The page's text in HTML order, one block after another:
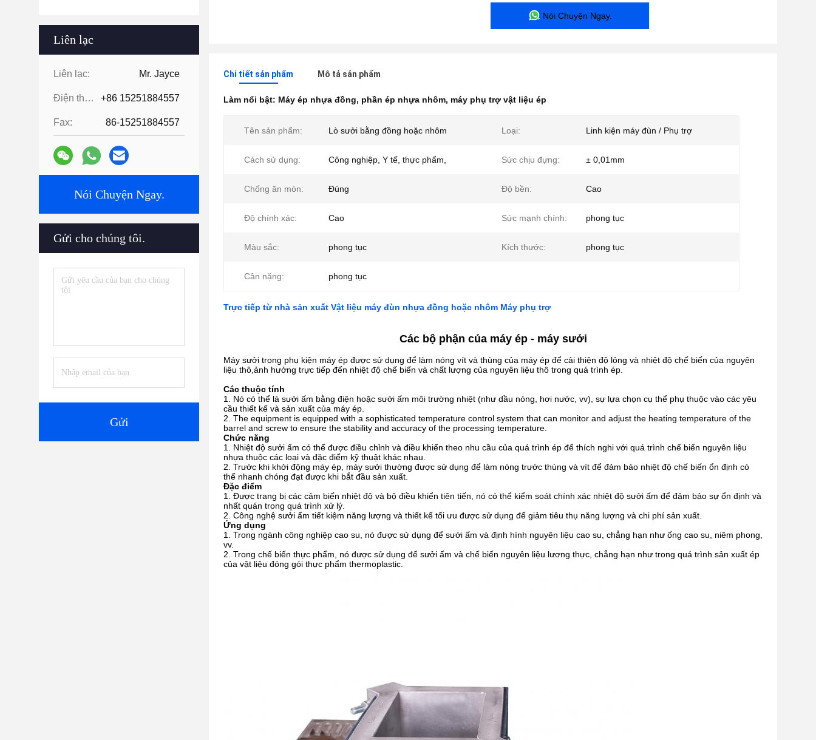
Liên lạc
Liên lạc: Mr. Jayce
Điện thoại: +86 15251884557
Fax: 86-15251884557
Nói Chuyện Ngay.
Gửi cho chúng tôi.
Gửi
Nói Chuyện Ngay.
Chi tiết sản phẩm Mô tả sản phẩm
Làm nổi bật: Máy ép nhựa đồng, phần ép nhựa nhôm, máy phụ trợ vật liệu ép
Tên sản phẩm: Lò sưởi bằng đồng hoặc nhôm Loại: Linh kiện máy đùn / Phụ trợ
Cách sử dụng: Công nghiệp, Y tế, thực phẩm, Sức chịu đựng: ± 0,01mm
Chống ăn mòn: Đúng Độ bền: Cao
Độ chính xác: Cao Sức mạnh chính: phong tục
Màu sắc: phong tục Kích thước: phong tục
Cân nặng: phong tục
Trực tiếp từ nhà sản xuất Vật liệu máy đùn nhựa đồng hoặc nhôm Máy phụ trợ
Các bộ phận của máy ép - máy sưởi
Máy sưởi trong phụ kiện máy ép được sử dụng để làm nóng vít và thùng của máy ép để cải thiện độ lỏng và nhiệt độ chế biến của nguyên
liệu thô,ảnh hưởng trực tiếp đến nhiệt độ chế biến và chất lượng của nguyên liệu thô trong quá trình ép.
Các thuộc tính
Nó có thể là sưởi ấm bằng điện hoặc sưởi ấm môi trường nhiệt (như dầu nóng, hơi nước, vv), sự lựa chọn cụ thể phụ thuộc vào các yêu
cầu thiết kế và sản xuất của máy ép.
The equipment is equipped with a sophisticated temperature control system that can monitor and adjust the heating temperature of the
barrel and screw to ensure the stability and accuracy of the processing temperature.
Chức năng
Nhiệt độ sưởi ấm có thể được điều chỉnh và điều khiển theo nhu cầu của quá trình ép để thích nghi với quá trình chế biến nguyên liệu
nhựa thuộc các loại và đặc điểm kỹ thuật khác nhau.
Trước khi khởi động máy ép, máy sưởi thường được sử dụng để làm nóng trước thùng và vít để đảm bảo nhiệt độ chế biến ổn định có
thể nhanh chóng đạt được khi bắt đầu sản xuất.
Đặc điểm
Được trang bị các cảm biến nhiệt độ và bộ điều khiển tiên tiến, nó có thể kiểm soát chính xác nhiệt độ sưởi ấm để đảm bảo sự ổn định và
nhất quán trong quá trình xử lý.
Công nghệ sưởi ấm tiết kiệm năng lượng và thiết kế tối ưu được sử dụng để giảm tiêu thụ năng lượng và chi phí sản xuất.
Ứng dụng
Trong ngành công nghiệp cao su, nó được sử dụng để sưởi ấm và định hình nguyên liệu cao su, chẳng hạn như ống cao su, niêm phong,
vv.
Trong chế biến thực phẩm, nó được sử dụng để sưởi ấm và chế biến nguyên liệu lương thực, chẳng hạn như trong quá trình sản xuất ép
của vật liệu đóng gói thực phẩm thermoplastic.